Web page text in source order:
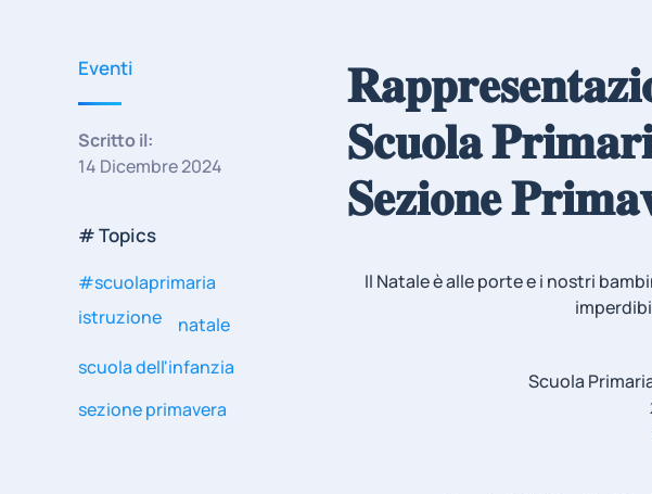
Eventi
Scritto il:
14 Dicembre 2024
# Topics
#scuolaprimaria
istruzione
natale
scuola dell'infanzia
sezione primavera
𝐒𝐜𝐮𝐨𝐥𝐚
𝐒𝐞𝐳𝐢𝐨𝐧𝐞
Il Natale è alle porte e i nostri
Scuola